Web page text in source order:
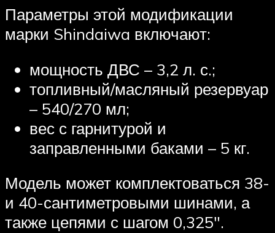
Параметры этой модификации
марки Shindaiwa включают:
мощность ДВС – 3,2 л. с.;
топливный/масляный резервуар
– 540/270 мл;
вес с гарнитурой и
заправленными баками – 5 кг.
Модель может комплектоваться 38-
и 40-сантиметровыми шинами, а
также цепями с шагом 0,325″.